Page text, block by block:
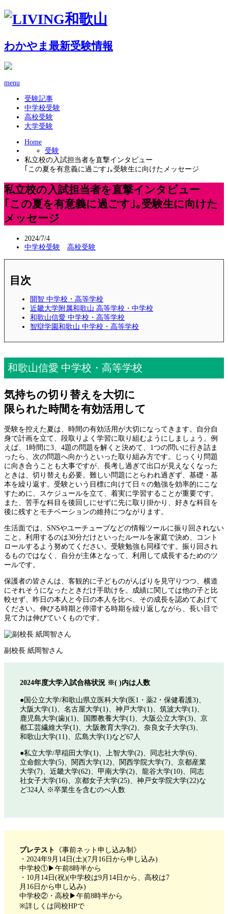
わかやま最新受験情報
menu
受験記事
中学校受験
高校受験
大学受験
Home
受験
私立校の入試担当者を直撃インタビュー
｢この夏を有意義に過ごす｣｡受験生に向けたメッセージ
私立校の入試担当者を直撃インタビュー
｢この夏を有意義に過ごす｣｡受験生に向けた
メッセージ
2024/7/4
中学校受験
高校受験
目次
開智 中学校・高等学校
近畿大学附属和歌山 高等学校・中学校
和歌山信愛 中学校・高等学校
智辯学園和歌山 中学校・高等学校
和歌山信愛 中学校・高等学校
気持ちの切り替えを大切に
限られた時間を有効活用して
受験を控えた夏は、時間の有効活用が大切になってきます。自分自
身で計画を立て、段取りよく学習に取り組むようにしましょう。例
えば、1時間に3、4題の問題を解くと決めて、1つの問いに行き詰ま
ったら、次の問題へ向かうといった取り組み方です。じっくり問題
に向き合うことも大事ですが、長考し過ぎて出口が見えなくなった
ときは、切り替えも必要。難しい問題にとらわれ過ぎず、基礎・基
本を繰り返す。受験という目標に向けて日々の勉強を効率的にこな
すために、スケジュールを立て、着実に学習することが重要です。
また、苦手な科目を後回しにせずに先に取り掛かり、好きな科目を
後に残すとモチベーションの維持につながります。
生活面では、SNSやユーチューブなどの情報ツールに振り回されない
こと。利用するのは30分だけといったルールを家庭で決め、コント
ロールするよう努めてください。受験勉強も同様です。振り回され
るものではなく、自分が主体となって、利用して成長するためのツ
ールです。
保護者の皆さんは、客観的に子どものがんばりを見守りつつ、横道
にそれそうになったときだけ手助けを。成績に関しては他の子と比
較せず、昨日の本人と今日の本人を比べ、その成長を認めてあげて
ください。伸びる時期と停滞する時期を繰り返しながら、長い目で
見て力は伸びていくものです。
副校長 紙岡智さん
2024年度大学入試合格状況 ※( )内は人数
●国公立大学/和歌山県立医科大学(医1・薬2・保健看護3)、
大阪大学(1)、名古屋大学(1)、神戸大学(1)、筑波大学(1)、
鹿児島大学(歯)(1)、国際教養大学(1)、大阪公立大学(3)、京
都工芸繊維大学(1)、大阪教育大学(2)、奈良女子大学(3)、
和歌山大学(11)、広島大学(1)など67人
●私立大学/早稲田大学(1)、上智大学(2)、同志社大学(6)、
立命館大学(5)、関西大学(12)、関西学院大学(7)、京都産業
大学(7)、近畿大学(62)、甲南大学(2)、龍谷大学(10)、同志
社女子大学(16)、京都女子大学(25)、神戸女学院大学(22)な
ど324人 ※卒業生を含むのべ人数
プレテスト
《事前ネット申し込み制》
・2024年9月14日(土)(7月16日から申し込み)
中学校①▶午前8時半から
・10月14日(祝)(中学校は9月14日から、高校は7
月16日から申し込み)
中学校②・高校▶午前8時半から
※詳しくは同校HPで